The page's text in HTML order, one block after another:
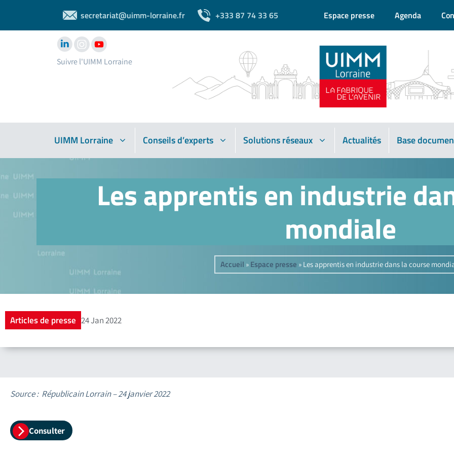
secretariat@uimm-lorraine.fr +333 87 74 33 65 Espace presse Agenda
Suivre l'UIMM Lorraine
UIMM Lorraine Conseils d’experts Solutions réseaux Actualités Base
Les apprentis en industrie
mondiale
Accueil » Espace presse » Les apprentis en industrie dans la course
Articles de presse 24 Jan 2022
Source : Républicain Lorrain – 24 janvier 2022
Consulter